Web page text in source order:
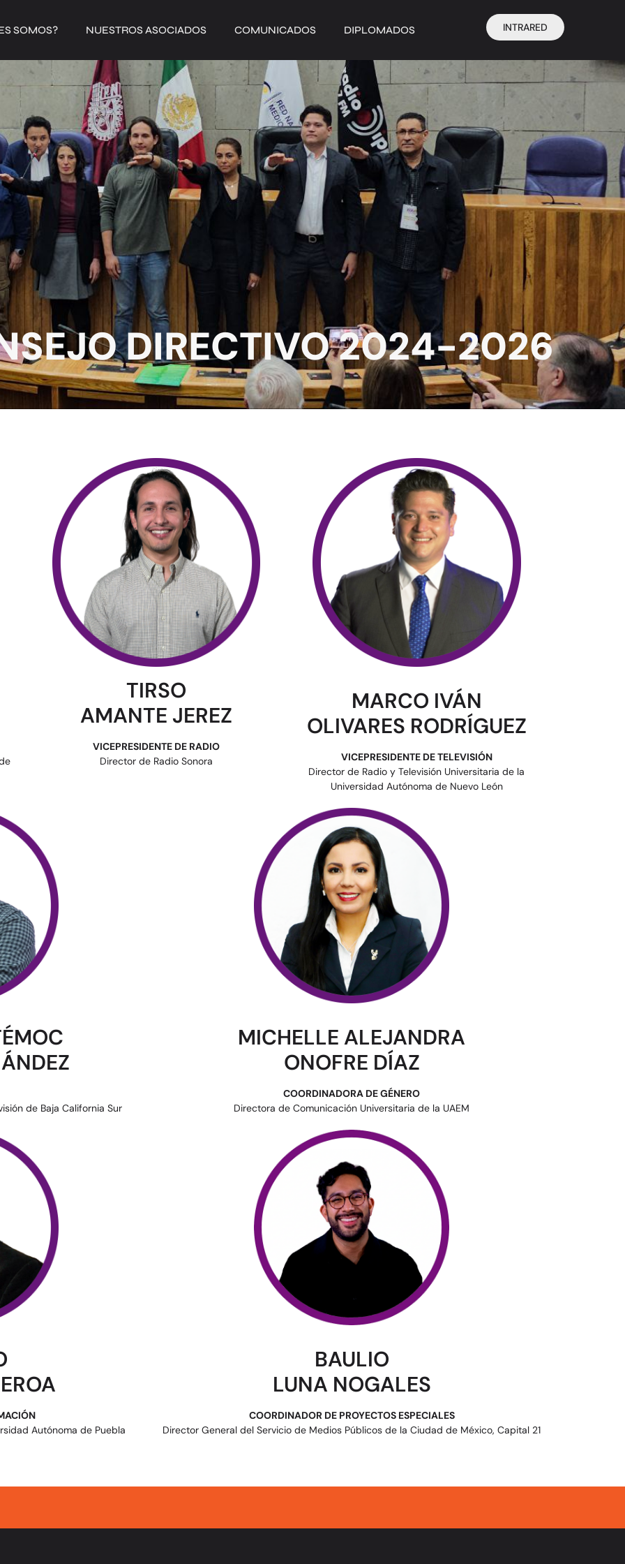
SOMOS? NUESTROS ASOCIADOS COMUNICADOS DIPLOMADOS INTRARED
DIRECTIVO 2024-2026
TIRSO
AMANTE JEREZ
VICEPRESIDENTE DE RADIO
Director de Radio Sonora
MARCO IVÁN
OLIVARES RODRÍGUEZ
VICEPRESIDENTE DE TELEVISIÓN
Director de Radio y Televisión Universitaria de la
Universidad Autónoma de Nuevo León
de Baja California Sur
MICHELLE ALEJANDRA
ONOFRE DÍAZ
COORDINADORA DE GÉNERO
Directora de Comunicación Universitaria de la UAEM
Autónoma de Puebla
BAULIO
LUNA NOGALES
COORDINADOR DE PROYECTOS ESPECIALES
Director General del Servicio de Medios Públicos de la Ciudad de México, Capital 21